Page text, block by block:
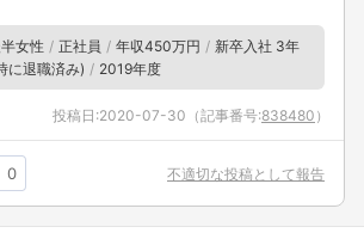
女性 正社員 年収450万円
新卒入社 3年
に退職済み)
2019年度
投稿日:2020-07-30 （記事番号:838480 ）
0 不適切な投稿として報告